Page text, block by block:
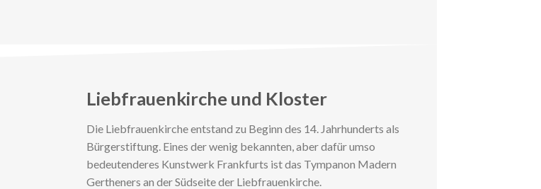
Liebfrauenkirche und Kloster
Die Liebfrauenkirche entstand zu Beginn des 14. Jahrhunderts als
Bürgerstiftung. Eines der wenig bekannten, aber dafür umso
bedeutenderes Kunstwerk Frankfurts ist das Tympanon Madern
Gertheners an der Südseite der Liebfrauenkirche.